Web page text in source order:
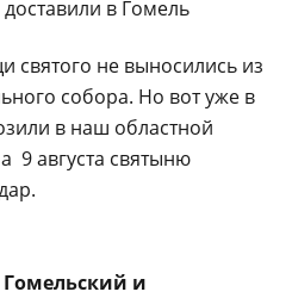
святого не выносились из
собора. Но вот уже в
в наш областной
9 августа святыню
Гомельский и